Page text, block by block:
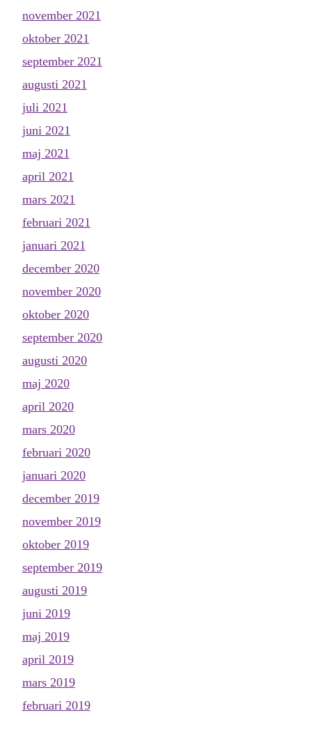
november 2021
oktober 2021
september 2021
augusti 2021
juli 2021
juni 2021
maj 2021
april 2021
mars 2021
februari 2021
januari 2021
december 2020
november 2020
oktober 2020
september 2020
augusti 2020
maj 2020
april 2020
mars 2020
februari 2020
januari 2020
december 2019
november 2019
oktober 2019
september 2019
augusti 2019
juni 2019
maj 2019
april 2019
mars 2019
februari 2019